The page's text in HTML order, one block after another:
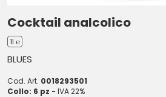
Cocktail analcolico
1l ℮
BLUES
Cod. Art. 0018293501
Collo: 6 pz - IVA 22%